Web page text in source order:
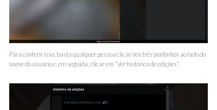
Para conferir isso, basta qualquer pessoa clicar nos três pontinhos ao lado do
nome do usuário e, em seguida, clicar em “Ver histórico de edições”.